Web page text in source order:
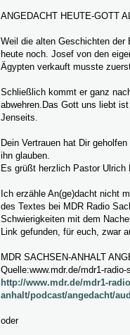
ANGEDACHT HEUTE-GOTT
Weil die alten Geschichten der
heute noch. Josef von den
Ägypten verkauft musste
Schließlich kommt er ganz
abwehren.Das Gott uns liebt
Jenseits.
Dein Vertrauen hat Dir
ihn glauben.
Es grüßt herzlich Pastor Ulrich
Ich erzähle An(ge)dacht nicht
des Textes bei MDR Radio
Schwierigkeiten mit dem
Link gefunden, für euch, zwar
MDR SACHSEN-ANHALT
Quelle:www.mdr.de/mdr1-
http://www.mdr.de/mdr1-
anhalt/podcast/angedacht/
oder